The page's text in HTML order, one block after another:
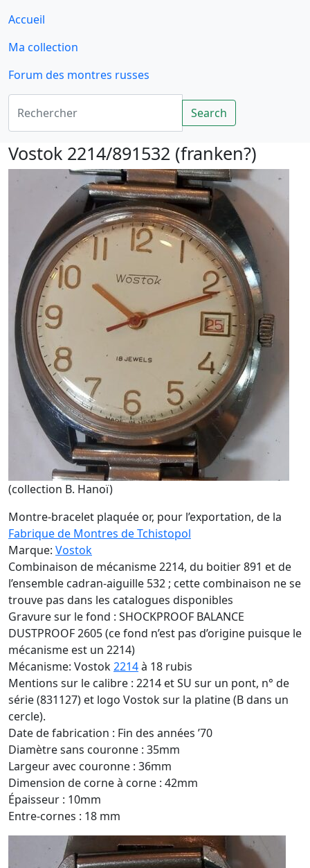
Accueil
Ma collection
Forum des montres russes
Rechercher
Search
Vostok 2214/891532 (franken?)
(collection B. Hanoï)
Montre-bracelet plaquée or, pour l’exportation, de la
Fabrique de Montres de Tchistopol
Marque: Vostok
Combinaison de mécanisme 2214, du boitier 891 et de
l’ensemble cadran-aiguille 532 ; cette combinaison ne se
trouve pas dans les catalogues disponibles
Gravure sur le fond : SHOCKPROOF BALANCE
DUSTPROOF 2605 (ce fond n’est pas d’origine puisque le
mécanisme est un 2214)
Mécanisme: Vostok2214à 18 rubis
Mentions sur le calibre : 2214 et SU sur un pont, n° de
série (831127) et logo Vostok sur la platine (B dans un
cercle).
Date de fabrication : Fin des années ’70
Diamètre sans couronne : 35mm
Largeur avec couronne : 36mm
Dimension de corne à corne : 42mm
Épaisseur : 10mm
Entre-cornes : 18 mm